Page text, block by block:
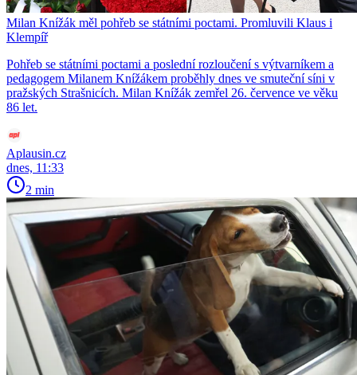
Milan Knížák měl pohřeb se státními poctami. Promluvili Klaus i
Klempíř
Pohřeb se státními poctami a poslední rozloučení s výtvarníkem a
pedagogem Milanem Knížákem proběhly dnes ve smuteční síni v
pražských Strašnicích. Milan Knížák zemřel 26. července ve věku
86 let.
Aplausin.cz
dnes, 11:33
2 min